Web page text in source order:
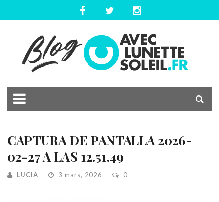
CAPTURA DE PANTALLA 2026-
02-27 A LAS 12.51.49
LUCIA 3 mars, 2026 0